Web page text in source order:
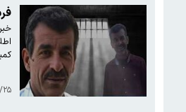
آمریکا ۵ فرد و ۱۳ شرکت و صرافی را تحریم کرد+اسامی
آمریکا آبان تتر را